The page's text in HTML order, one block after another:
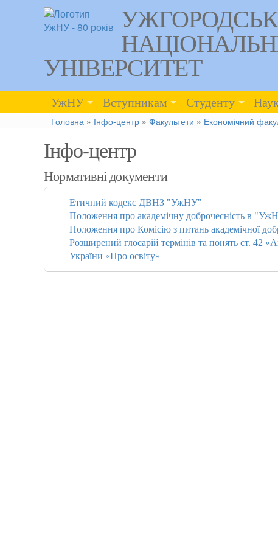
УНІВЕРСИТЕТ
УжНУ Вступникам Студенту
Головна » Інфо-центр» Факультети » Економічний
Інфо-центр
Нормативні документи
Етичний кодекс ДВНЗ "УжНУ"
Положення про академічну доброчесність в
Положення про Комісію з питань академічної
Розширений глосарій термінів та понять ст. 42
України «Про освіту»